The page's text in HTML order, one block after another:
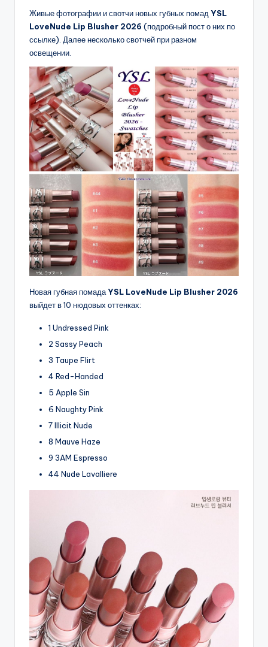
Живые фотографии и свотчи новых губных помад YSL
LoveNude Lip Blusher 2026 (подробный пост о них по
ссылке). Далее несколько свотчей при разном
освещении.
Новая губная помадаYSL LoveNude Lip Blusher 2026
выйдет в 10 нюдовых оттенках:
1 Undressed Pink
2 Sassy Peach
3 Taupe Flirt
4 Red-Handed
5 Apple Sin
6 Naughty Pink
7 Illicit Nude
8 Mauve Haze
9 3AM Espresso
44 Nude Lavalliere